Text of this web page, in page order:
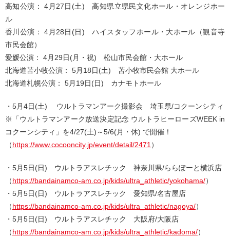
高知公演： 4月27日(土) 高知県立県民文化ホール・オレンジホー
ル
香川公演： 4月28日(日) ハイスタッフホール・大ホール（観音寺
市民会館）
愛媛公演： 4月29日(月・祝) 松山市民会館・大ホール
北海道苫小牧公演： 5月18日(土) 苫小牧市民会館 大ホール
北海道札幌公演： 5月19日(日) カナモトホール
・5月4日(土) ウルトラマンアーク撮影会 埼玉県/コクーンシティ
※「ウルトラマンアーク放送決定記念 ウルトラヒーローズWEEK in
コクーンシティ」を4/27(土)～5/6(月・休) で開催！
（https://www.cocooncity.jp/event/detail/2471 ）
・5月5日(日) ウルトラアスレチック 神奈川県/ららぽーと横浜店
（https://bandainamco-am.co.jp/kids/ultra_athletic/yokohama/）
・5月5日(日) ウルトラアスレチック 愛知県/名古屋店
（https://bandainamco-am.co.jp/kids/ultra_athletic/nagoya/）
・5月5日(日) ウルトラアスレチック 大阪府/大阪店
（https://bandainamco-am.co.jp/kids/ultra_athletic/kadoma/）